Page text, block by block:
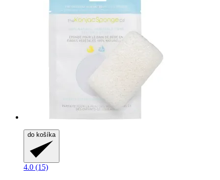
do košíka
4.0 (15)